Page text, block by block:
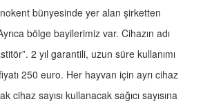
bünyesinde yer alan şirketten
bölge bayilerimiz var. Cihazın adı
2 yıl garantili, uzun süre kullanımı
250 euro. Her hayvan için ayrı cihaz
cihaz sayısı kullanacak sağıcı sayısına